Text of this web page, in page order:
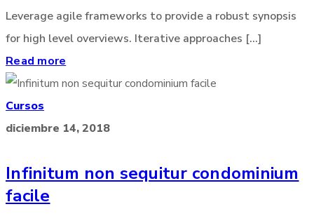
Leverage agile frameworks to provide a robust synopsis
for high level overviews. Iterative approaches [...]
Read more
Cursos
diciembre 14, 2018
Infinitum non sequitur condominium
facile